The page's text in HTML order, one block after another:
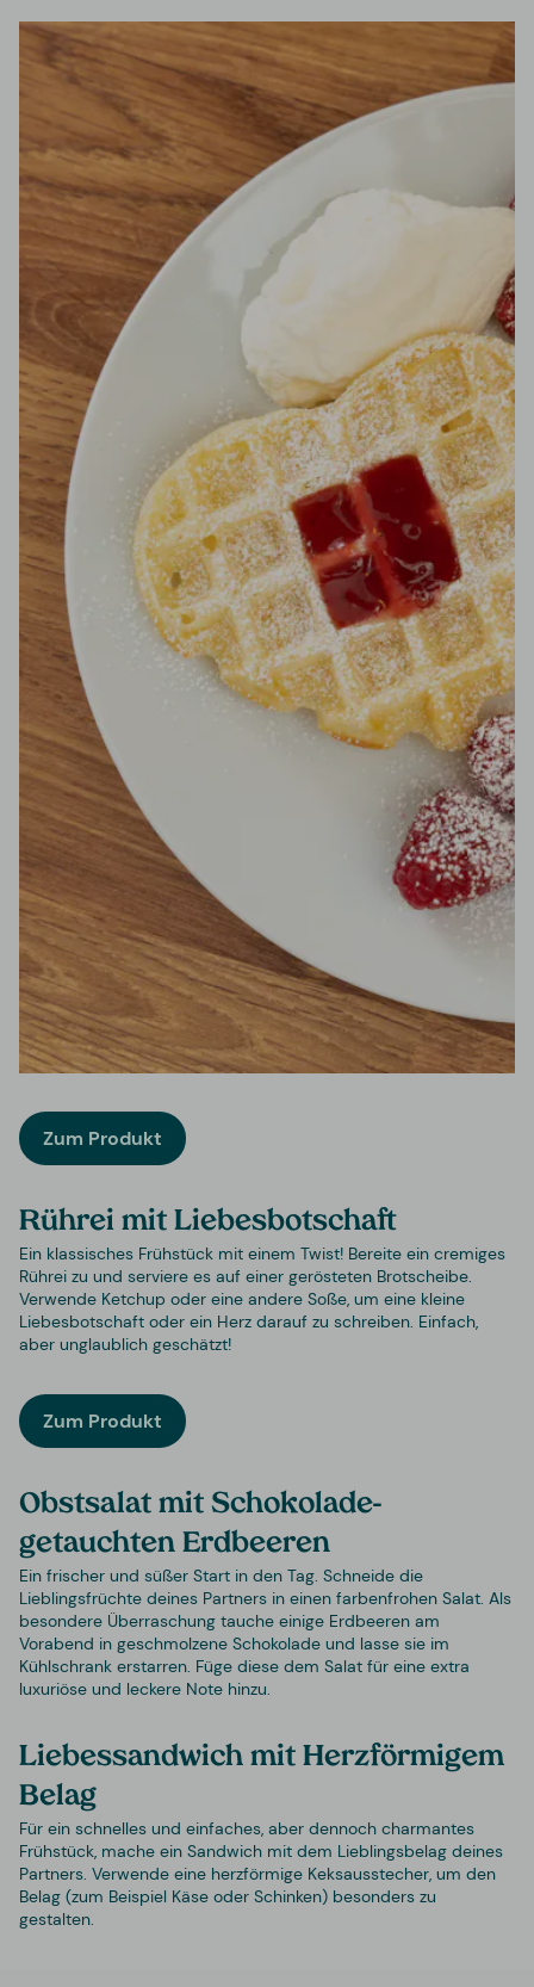
Zum Produkt
Rührei mit Liebesbotschaft
Ein klassisches Frühstück mit einem Twist! Bereite ein cremiges
Rührei zu und serviere es auf einer gerösteten Brotscheibe.
Verwende Ketchup oder eine andere Soße, um eine kleine
Liebesbotschaft oder ein Herz darauf zu schreiben. Einfach,
aber unglaublich geschätzt!
Zum Produkt
Obstsalat mit Schokolade-
getauchten Erdbeeren
Ein frischer und süßer Start in den Tag. Schneide die
Lieblingsfrüchte deines Partners in einen farbenfrohen Salat. Als
besondere Überraschung tauche einige Erdbeeren am
Vorabend in geschmolzene Schokolade und lasse sie im
Kühlschrank erstarren. Füge diese dem Salat für eine extra
luxuriöse und leckere Note hinzu.
Liebessandwich mit Herzförmigem
Belag
Für ein schnelles und einfaches, aber dennoch charmantes
Frühstück, mache ein Sandwich mit dem Lieblingsbelag deines
Partners. Verwende eine herzförmige Keksausstecher, um den
Belag (zum Beispiel Käse oder Schinken) besonders zu
gestalten.